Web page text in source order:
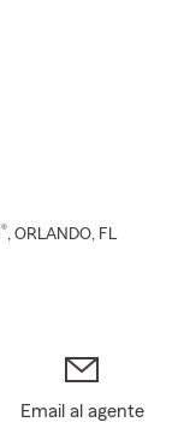
®, ORLANDO, FL
Email al agente